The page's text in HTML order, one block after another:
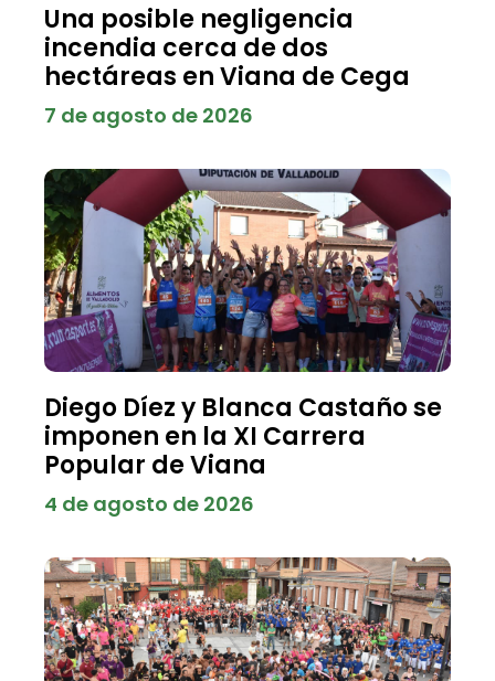
Una posible negligencia
incendia cerca de dos
hectáreas en Viana de Cega
7 de agosto de 2026
Diego Díez y Blanca Castaño se
imponen en la XI Carrera
Popular de Viana
4 de agosto de 2026